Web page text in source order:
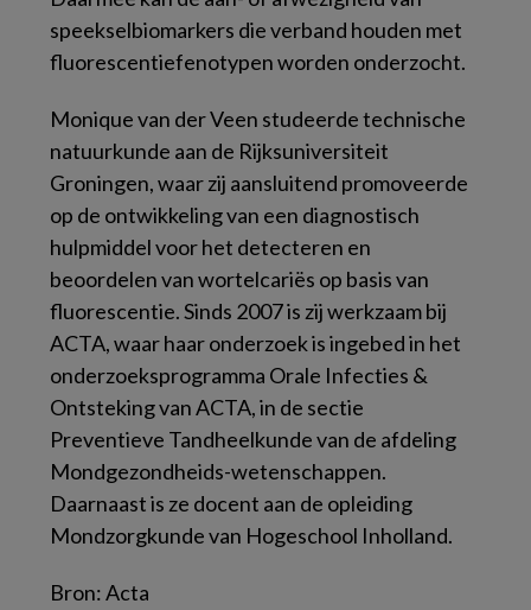
speekselbiomarkers die verband houden met
fluorescentiefenotypen worden onderzocht.
Monique van der Veen studeerde technische
natuurkunde aan de Rijksuniversiteit
Groningen, waar zij aansluitend promoveerde
op de ontwikkeling van een diagnostisch
hulpmiddel voor het detecteren en
beoordelen van wortelcariës op basis van
fluorescentie. Sinds 2007 is zij werkzaam bij
ACTA, waar haar onderzoek is ingebed in het
onderzoeksprogramma Orale Infecties &
Ontsteking van ACTA, in de sectie
Preventieve Tandheelkunde van de afdeling
Mondgezondheids-wetenschappen.
Daarnaast is ze docent aan de opleiding
Mondzorgkunde van Hogeschool Inholland.
Bron: Acta